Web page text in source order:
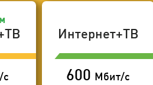
с
Интернет+ТВ
600 Мбит/с